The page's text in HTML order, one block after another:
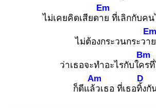
ไม่เคยคิดเสียดาย
Em
ที่เลิกกับคน
ไม่ต้องกระวนกระวาย
Em
ว่าเธอจะทำอะไรกับใคร
Bm
ก็ดีแล้ว
Am
เธอ ที่เธอทิ้ง
D
กั